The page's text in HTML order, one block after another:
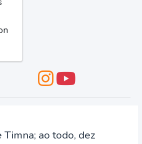
Timna; ao todo, dez